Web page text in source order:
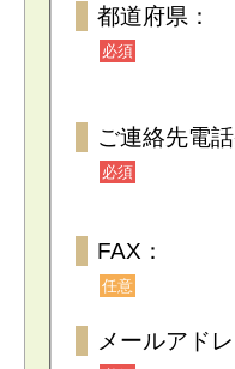
都道府県：
必須
ご連絡先電話
必須
FAX：
任意
メールアドレ